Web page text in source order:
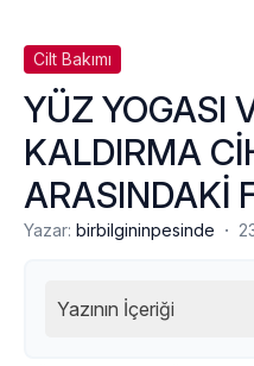
Cilt Bakımı
YÜZ YOGASI
KALDIRMA
ARASINDAKİ
Yazar: birbilgininpesinde ·
Yazının İçeriği